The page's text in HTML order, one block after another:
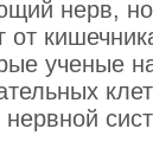
нерв,
от
ученые